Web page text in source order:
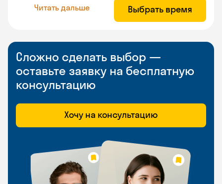
Читать дальше Выбрать время
Сложно сделать выбор —
оставьте заявку на бесплатную
консультацию
Хочу на консультацию